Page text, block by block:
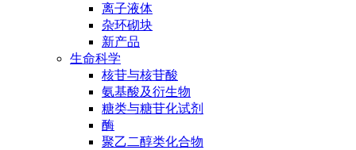
离子液体
杂环砌块
新产品
生命科学
核苷与核苷酸
氨基酸及衍生物
糖类与糖苷化试剂
酶
聚乙二醇类化合物